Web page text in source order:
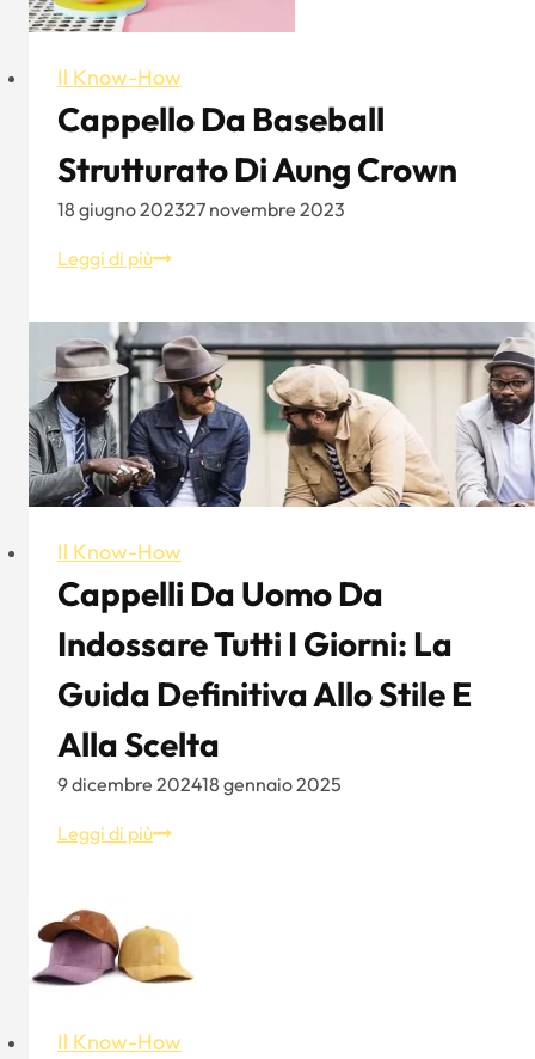
Il Know-How
Cappello Da Baseball
Strutturato Di Aung Crown
18 giugno 202327 novembre 2023
Leggi di piùCappello
baseball
strutturato
di
Aung
Crown
Il Know-How
Cappelli Da Uomo Da
Indossare Tutti I Giorni: La
Guida Definitiva Allo Stile E
Alla Scelta
9 dicembre 202418 gennaio 2025
Leggi di piùCappelli
da
indossare
tutti
giorni:
Il Know-How